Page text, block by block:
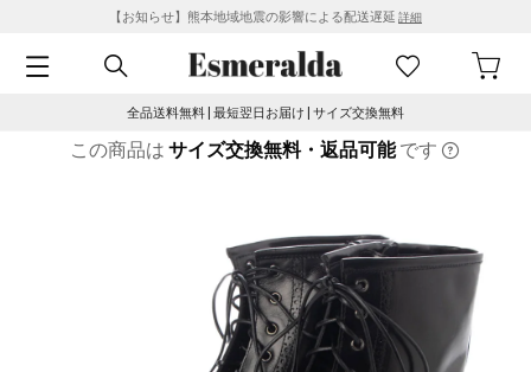
【お知らせ】熊本地域地震の影響による配送遅延 詳細
全品送料無料 | 最短翌日お届け | サイズ交換無料
この商品は サイズ交換無料・返品可能です